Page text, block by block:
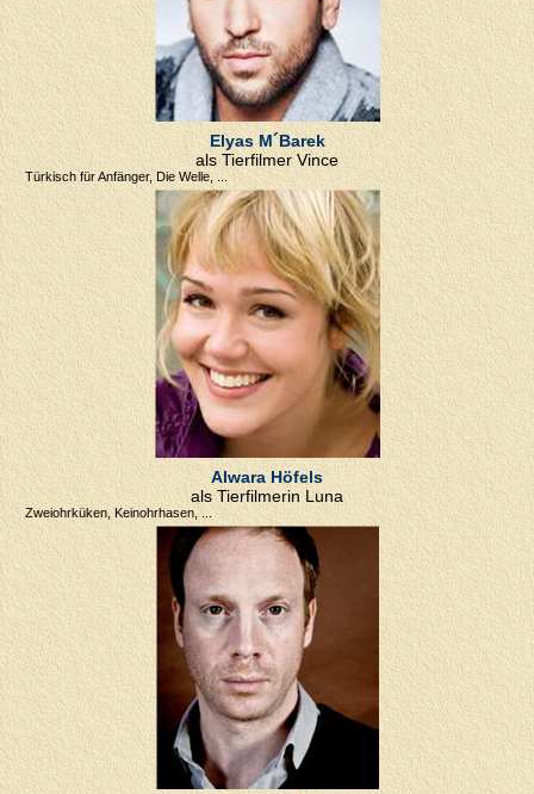
Elyas M´Barek
als Tierfilmer Vince
Türkisch für Anfänger, Die Welle, ...
Alwara Höfels
als Tierfilmerin Luna
Zweiohrküken, Keinohrhasen, ...